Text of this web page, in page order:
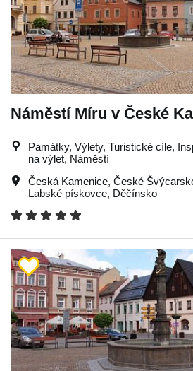
Náměstí Míru v České
Památky, Výlety, Turistické cíle,
na výlet, Náměstí
Česká Kamenice, České
Labské pískovce, Děčínsko